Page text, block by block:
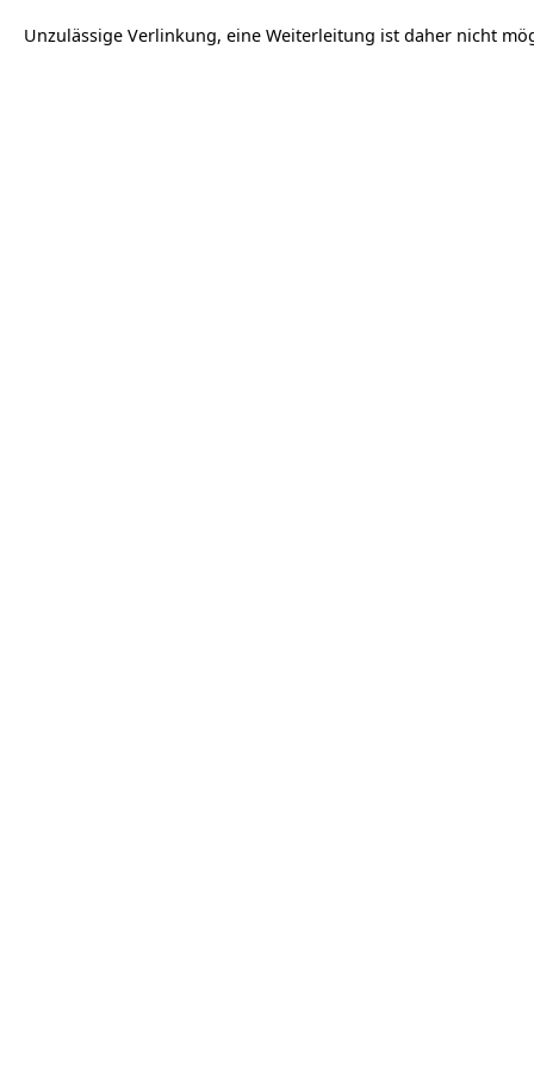
Unzulässige Verlinkung, eine Weiterleitung ist daher nicht